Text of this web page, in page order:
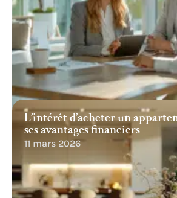
L’intérêt d’acheter un
ses avantages financiers
11 mars 2026